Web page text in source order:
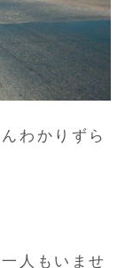
わかりずら
人もいませ